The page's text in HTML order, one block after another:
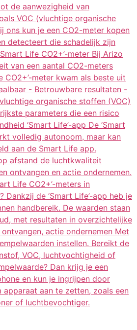
de aanwezigheid van
VOC (vluchtige organische
ons kun je een CO2-meter kopen
detecteert die schadelijk zijn
Life CO2+’-meter Bij Arizo
van een aantal CO2-meters
CO2+’-meter kwam als beste uit
- Betrouwbare resultaten -
organische stoffen (VOC)
parameters die een risico
‘Smart Life’-app De ‘Smart
volledig autonoom, maar kan
aan de Smart Life app.
afstand de luchtkwaliteit
ontvangen en actie ondernemen.
Life CO2+’-meters in
Dankzij de ‘Smart Life’-app heb je
handbereik. De waarden staan
met resultaten in overzichtelijke
actie ondernemen Met
instellen. Bereikt de
VOC, luchtvochtigheid of
Dan krijg je een
en kun je ingrijpen door
apparaat aan te zetten, zoals een
of luchtbevochtiger.